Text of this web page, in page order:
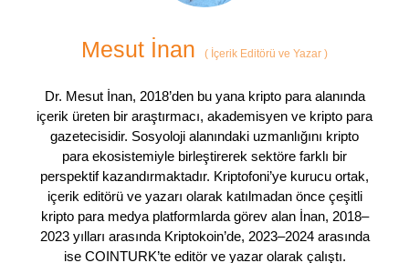
Mesut İnan ( İçerik Editörü ve Yazar )
Dr. Mesut İnan, 2018’den bu yana kripto para alanında
içerik üreten bir araştırmacı, akademisyen ve kripto para
gazetecisidir. Sosyoloji alanındaki uzmanlığını kripto
para ekosistemiyle birleştirerek sektöre farklı bir
perspektif kazandırmaktadır. Kriptofoni’ye kurucu ortak,
içerik editörü ve yazarı olarak katılmadan önce çeşitli
kripto para medya platformlarda görev alan İnan, 2018–
2023 yılları arasında Kriptokoin’de, 2023–2024 arasında
ise COINTURK’te editör ve yazar olarak çalıştı.